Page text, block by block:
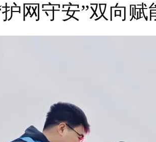
护网守安”双向赋